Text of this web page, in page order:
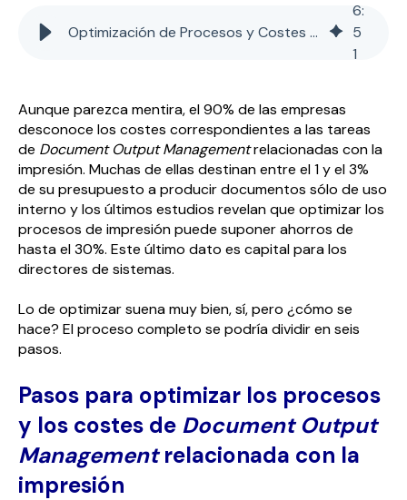
Optimización de Procesos y Costes en Document Output Management
6:
5
1
Aunque parezca mentira, el 90% de las empresas
desconoce los costes correspondientes a las tareas
de Document Output Managementrelacionadas con la
impresión. Muchas de ellas destinan entre el 1 y el 3%
de su presupuesto a producir documentos sólo de uso
interno y los últimos estudios revelan que optimizar los
procesos de impresión puede suponer ahorros de
hasta el 30%. Este último dato es capital para los
directores de sistemas.
Lo de optimizar suena muy bien, sí, pero ¿cómo se
hace? El proceso completo se podría dividir en seis
pasos.
Pasos para optimizar los procesos
y los costes de Document Output
Managementrelacionada con la
impresión